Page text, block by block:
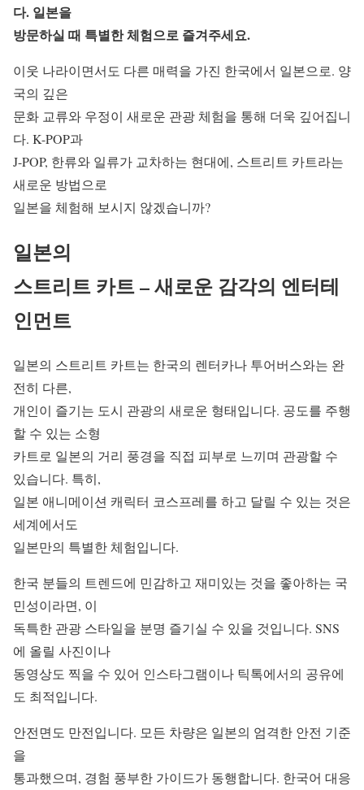
다. 일본을
방문하실 때 특별한 체험으로 즐겨주세요.
이웃 나라이면서도 다른 매력을 가진 한국에서 일본으로. 양
국의 깊은
문화 교류와 우정이 새로운 관광 체험을 통해 더욱 깊어집니
다. K-POP과
J-POP, 한류와 일류가 교차하는 현대에, 스트리트 카트라는
새로운 방법으로
일본을 체험해 보시지 않겠습니까?
일본의
스트리트 카트 – 새로운 감각의 엔터테
인먼트
일본의 스트리트 카트는 한국의 렌터카나 투어버스와는 완
전히 다른,
개인이 즐기는 도시 관광의 새로운 형태입니다. 공도를 주행
할 수 있는 소형
카트로 일본의 거리 풍경을 직접 피부로 느끼며 관광할 수
있습니다. 특히,
일본 애니메이션 캐릭터 코스프레를 하고 달릴 수 있는 것은
세계에서도
일본만의 특별한 체험입니다.
한국 분들의 트렌드에 민감하고 재미있는 것을 좋아하는 국
민성이라면, 이
독특한 관광 스타일을 분명 즐기실 수 있을 것입니다. SNS
에 올릴 사진이나
동영상도 찍을 수 있어 인스타그램이나 틱톡에서의 공유에
도 최적입니다.
안전면도 만전입니다. 모든 차량은 일본의 엄격한 안전 기준
을
통과했으며, 경험 풍부한 가이드가 동행합니다. 한국어 대응